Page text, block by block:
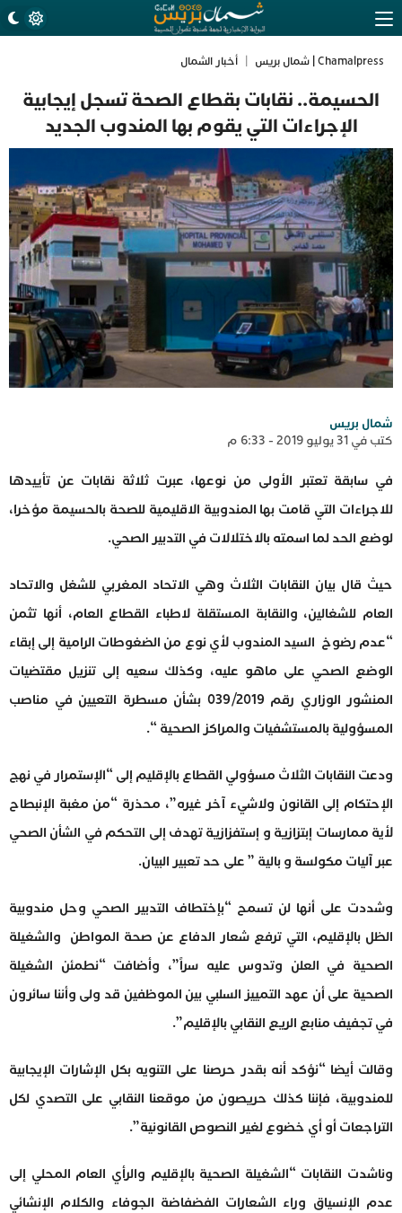
Chamalpress | شمال بريس أخبار الشمال
الحسيمة.. نقابات بقطاع الصحة تسجل إيجابية
الإجراءات التي يقوم بها المندوب الجديد
شمال بريس
كتب في 31 يوليو 2019 - 6:33 م
في سابقة تعتبر الأولى من نوعها، عبرت ثلاثة نقابات عن تأييدها
للاجراءات التي قامت بها المندوبية الاقليمية للصحة بالحسيمة مؤخرا،
لوضع الحد لما اسمته بالاختلالات في التدبير الصحي.
حيث قال بيان النقابات الثلاث وهي الاتحاد المغربي للشغل والاتحاد
العام للشغالين، والنقابة المستقلة لاطباء القطاع العام، أنها تثمن
“عدم رضوخ السيد المندوب لأي نوع من الضغوطات الرامية إلى إبقاء
الوضع الصحي على ماهو عليه، وكذلك سعيه إلى تنزيل مقتضيات
المنشور الوزاري رقم 039/2019 بشأن مسطرة التعيين في مناصب
المسؤولية بالمستشفيات والمراكز الصحية “.
ودعت النقابات الثلاث مسؤولي القطاع بالإقليم إلى “الإستمرار في نهج
الإحتكام إلى القانون ولاشيء آخر غيره”، محذرة “من مغبة الإنبطاح
لأية ممارسات إبتزازية و إستفزازية تهدف إلى التحكم في الشأن الصحي
عبر آليات مكولسة و بالية ” على حد تعبير البيان.
وشددت على أنها لن تسمح “بإختطاف التدبير الصحي وحل مندوبية
الظل بالإقليم، التي ترفع شعار الدفاع عن صحة المواطن والشغيلة
الصحية في العلن وتدوس عليه سراً”، وأضافت “نطمئن الشغيلة
الصحية على أن عهد التمييز السلبي بين الموظفين قد ولى وأننا سائرون
في تجفيف منابع الريع النقابي بالإقليم”.
وقالت أيضا “نؤكد أنه بقدر حرصنا على التنويه بكل الإشارات الإيجابية
للمندوبية، فإننا كذلك حريصون من موقعنا النقابي على التصدي لكل
التراجعات أو أي خضوع لغير النصوص القانونية”.
وناشدت النقابات “الشغيلة الصحية بالإقليم والرأي العام المحلي إلى
عدم الإنسياق وراء الشعارات الفضفاضة الجوفاء والكلام الإنشائي